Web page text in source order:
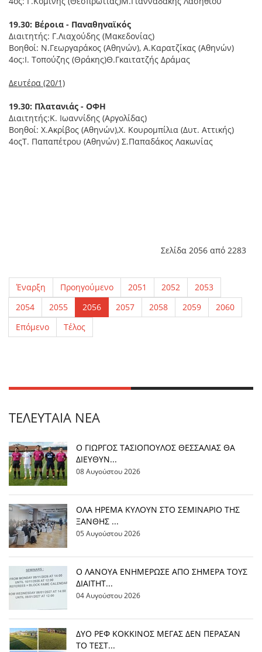
19.30: Βέροια - Παναθηναϊκός
Διαιτητής: Γ.Λιαχούδης (Μακεδονίας)
Βοηθοί: Ν.Γεωργαράκος (Αθηνών), Α.Καρατζίκας (Αθηνών)
4ος:Ι. Τοπούζης (Θράκης)Θ.Γκαιτατζής Δράμας
Δευτέρα (20/1)
19.30: Πλατανιάς - ΟΦΗ
Διαιτητής:Κ. Ιωαννίδης (Αργολίδας)
Βοηθοί: Χ.Ακρίβος (Αθηνών),Χ. Κουρομπίλια (Δυτ. Αττικής)
4οςΤ. Παπαπέτρου (Αθηνών) Σ.Παπαδάκος Λακωνίας
Σελίδα 2056 από 2283
Έναρξη Προηγούμενο 2051 2052
2053
2054
2055 2056 2057 2058 2059
2060
Επόμενο
Τέλος
ΤΕΛΕΥΤΑΊΑ ΝΈΑ
Ο ΓΙΩΡΓΟΣ ΤΑΣΙΟΠΟΥΛΟΣ ΘΕΣΣΑΛΙΑΣ ΘΑ
ΔΙΕΥΘΥΝ...
08 Αυγούστου 2026
OΛΑ ΗΡΕΜΑ ΚΥΛΟΥΝ ΣΤΟ ΣΕΜΙΝΑΡΙΟ ΤΗΣ
ΞΑΝΘΗΣ ...
05 Αυγούστου 2026
Ο ΛΑΝΟΥΑ ΕΝΗΜΕΡΩΣΕ ΑΠΟ ΣΗΜΕΡΑ ΤΟΥΣ
ΔΙΑΙΤΗΤ...
04 Αυγούστου 2026
ΔΥΟ ΡΕΦ ΚΟΚΚΙΝΟΣ ΜΕΓΑΣ ΔΕΝ ΠΕΡΑΣΑΝ
ΤΟ ΤΕΣΤ...